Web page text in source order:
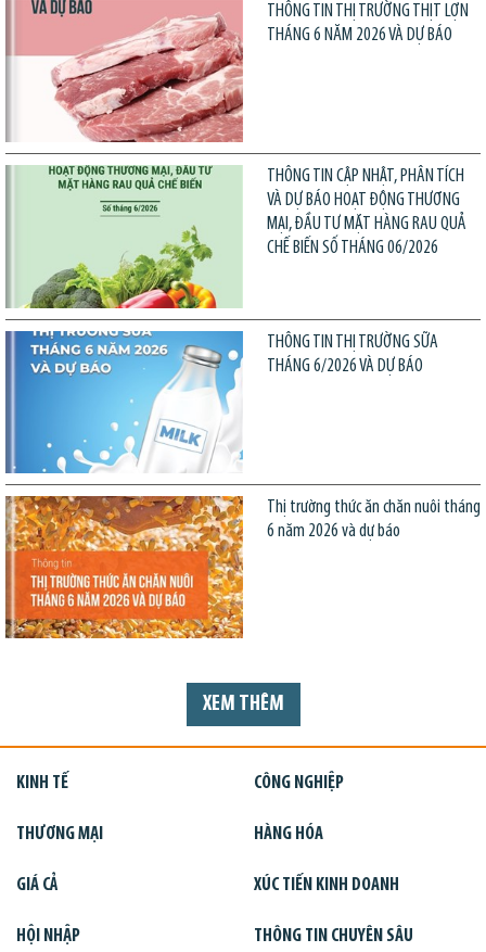
THÔNG TIN THỊ TRƯỜNG THỊT LỢN
THÁNG 6 NĂM 2026 VÀ DỰ BÁO
THÔNG TIN CẬP NHẬT, PHÂN TÍCH
VÀ DỰ BÁO HOẠT ĐỘNG THƯƠNG
MẠI, ĐẦU TƯ MẶT HÀNG RAU QUẢ
CHẾ BIẾN SỐ THÁNG 06/2026
THÔNG TIN THỊ TRƯỜNG SỮA
THÁNG 6/2026 VÀ DỰ BÁO
Thị trường thức ăn chăn nuôi tháng
6 năm 2026 và dự báo
XEM THÊM
KINH TẾ CÔNG NGHIỆP
THƯƠNG MẠI HÀNG HÓA
GIÁ CẢ XÚC TIẾN KINH DOANH
HỘI NHẬP THÔNG TIN CHUYÊN SÂU